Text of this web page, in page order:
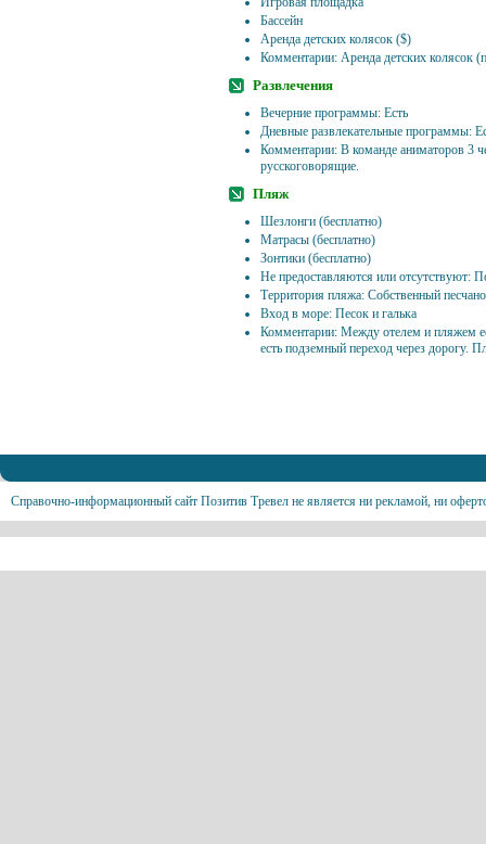
Бассейн
Аренда детских колясок ($)
Комментарии: Аренда детских колясок
Развлечения
Вечерние программы: Есть
Дневные развлекательные программы:
Комментарии: В команде аниматоров 3
русскоговорящие.
Пляж
Шезлонги (бесплатно)
Матрасы (бесплатно)
Зонтики (бесплатно)
Не предоставляются или отсутствуют:
Территория пляжа: Собственный
Вход в море: Песок и галька
Комментарии: Между отелем и пляжем
есть подземный переход через дорогу.
Справочно-информационный сайт Позитив Тревел не является ни рекламой, ни